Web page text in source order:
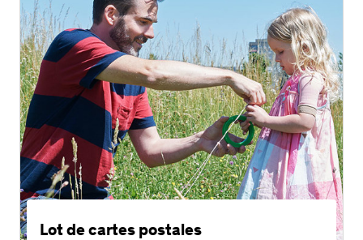
Lot de cartes postales